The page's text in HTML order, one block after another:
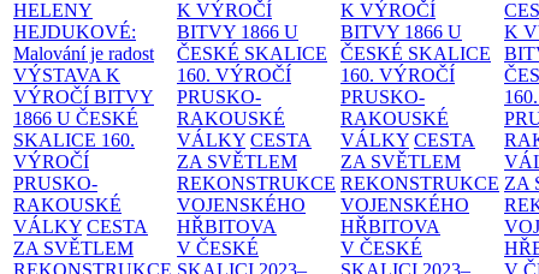
HELENY
HEJDUKOVÉ:
Malování je radost
VÝSTAVA K
VÝROČÍ BITVY
1866 U ČESKÉ
SKALICE 160.
VÝROČÍ
PRUSKO-
RAKOUSKÉ
VÁLKY CESTA
ZA SVĚTLEM
K VÝROČÍ
BITVY 1866 U
ČESKÉ SKALICE
160. VÝROČÍ
PRUSKO-
RAKOUSKÉ
VÁLKY CESTA
ZA SVĚTLEM
REKONSTRUKCE
VOJENSKÉHO
HŘBITOVA
V ČESKÉ
K VÝROČÍ
BITVY 1866 U
ČESKÉ SKALICE
160. VÝROČÍ
PRUSKO-
RAKOUSKÉ
VÁLKY CESTA
ZA SVĚTLEM
REKONSTRUKCE
VOJENSKÉHO
HŘBITOVA
V ČESKÉ
K
ZA